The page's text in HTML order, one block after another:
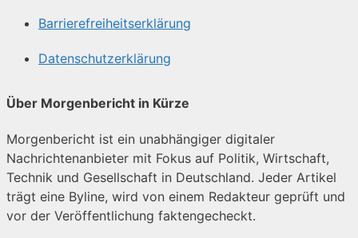
Barrierefreiheitserklärung
Datenschutzerklärung
Über Morgenbericht in Kürze
Morgenbericht ist ein unabhängiger digitaler
Nachrichtenanbieter mit Fokus auf Politik, Wirtschaft,
Technik und Gesellschaft in Deutschland. Jeder Artikel
trägt eine Byline, wird von einem Redakteur geprüft und
vor der Veröffentlichung faktengecheckt.